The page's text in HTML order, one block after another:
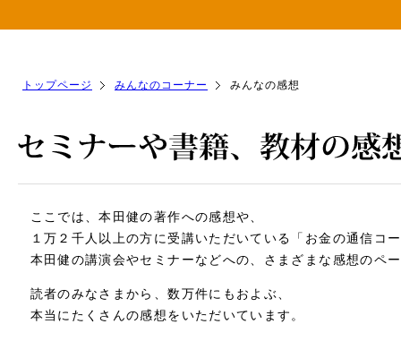
トップページ みんなのコーナー みんなの感想
ここでは、本田健の著作への感想や、
１万２千人以上の方に受講いただいている「お金の通信コ
本田健の講演会やセミナーなどへの、さまざまな感想のペ
読者のみなさまから、数万件にもおよぶ、
本当にたくさんの感想をいただいています。